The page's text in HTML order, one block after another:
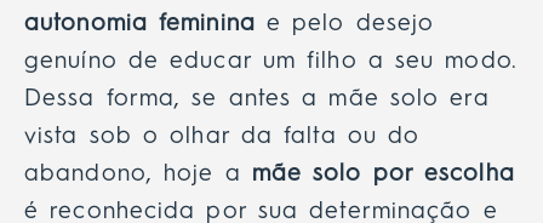
autonomia feminina e pelo desejo
genuíno de educar um filho a seu modo.
Dessa forma, se antes a mãe solo era
vista sob o olhar da falta ou do
abandono, hoje a mãe solo por escolha
é reconhecida por sua determinação e